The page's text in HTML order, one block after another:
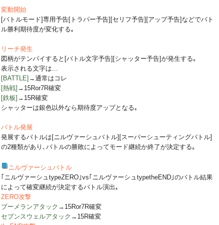
変動開始
[バトルモード]専用予告[トラパー予告][セリフ予告][アップ予告]などでバト
ル勝利期待度が変化する｡
リーチ発生
図柄がテンパイすると[バトル文字予告][シャッター予告]が発生する｡
表示される文字は…
[BATTLE] →通常はコレ
[熱戦] →15Ror7R確変
[鉄板] →15R確変
シャッターは銀色以外なら期待度アップとなる｡
バトル発展
発展するバトルは[ニルヴァーシュバトル][スーパーシューティングバトル]
の2種類があり､バトルの勝敗によってモード継続か終了が決定する｡
ニルヴァーシュバトル
｢ニルヴァーシュtypeZERO｣vs｢ニルヴァーシュtypetheEND｣のバトル結果
によって確変継続が決定するバトル演出｡
ZERO攻撃
ブーメランアタック →15Ror7R確変
セブンスウェルアタック →15R確変